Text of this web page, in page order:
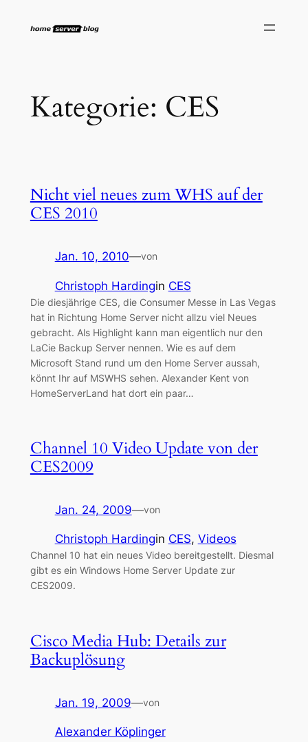
Inhalt
Kategorie: CES
Nicht viel neues zum WHS auf der
CES 2010
Jan. 10, 2010—von
Christoph Hardingin CES
Die diesjährige CES, die Consumer Messe in Las Vegas
hat in Richtung Home Server nicht allzu viel Neues
gebracht. Als Highlight kann man eigentlich nur den
LaCie Backup Server nennen. Wie es auf dem
Microsoft Stand rund um den Home Server aussah,
könnt Ihr auf MSWHS sehen. Alexander Kent von
HomeServerLand hat dort ein paar…
Channel 10 Video Update von der
CES2009
Jan. 24, 2009—von
Christoph Hardingin CES, Videos
Channel 10 hat ein neues Video bereitgestellt. Diesmal
gibt es ein Windows Home Server Update zur
CES2009.
Cisco Media Hub: Details zur
Backuplösung
Jan. 19, 2009—von
Alexander Köplinger